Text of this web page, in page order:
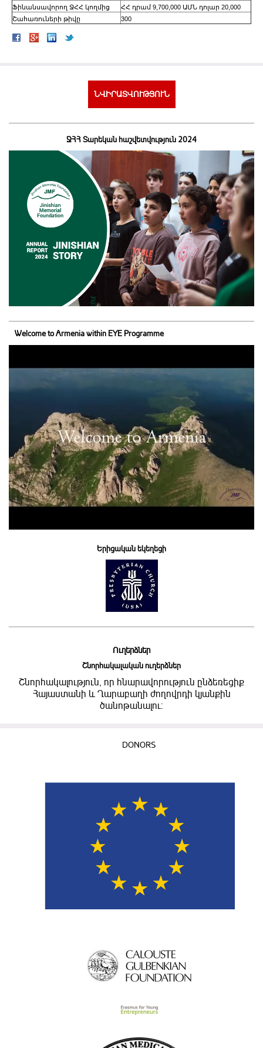
Ֆինանսավորող ՋՀՀ կողմից
ՀՀ դրամ 9,700,000 ԱՄՆ դոլար 20,000
Շահառուների թիվը
300
ՆՎԻՐԱՏՎՈՒԹՅՈՒՆ
ՋՀՀ Տարեկան հաշվետվություն 2024
Welcome to Armenia within EYE Programme
Երիցական եկեղեցի
Ուղերձներ
Շնորհակալական ուղերձներ
Շնորհակալություն, որ հնարավորություն ընձեռեցիք
Հայաստանի և Ղարաբաղի ժողովրդի կյանքին
ծանոթանալու:
DONORS